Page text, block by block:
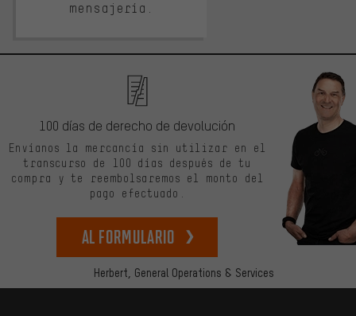
mensajería.
Herbert, General Operations & Services
100 días de derecho de devolución
Envíanos la mercancía sin utilizar en el
transcurso de 100 días después de tu
compra y te reembolsaremos el monto del
pago efectuado.
Al formulario